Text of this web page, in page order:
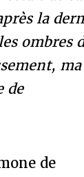
la
ombres
ma
de
de